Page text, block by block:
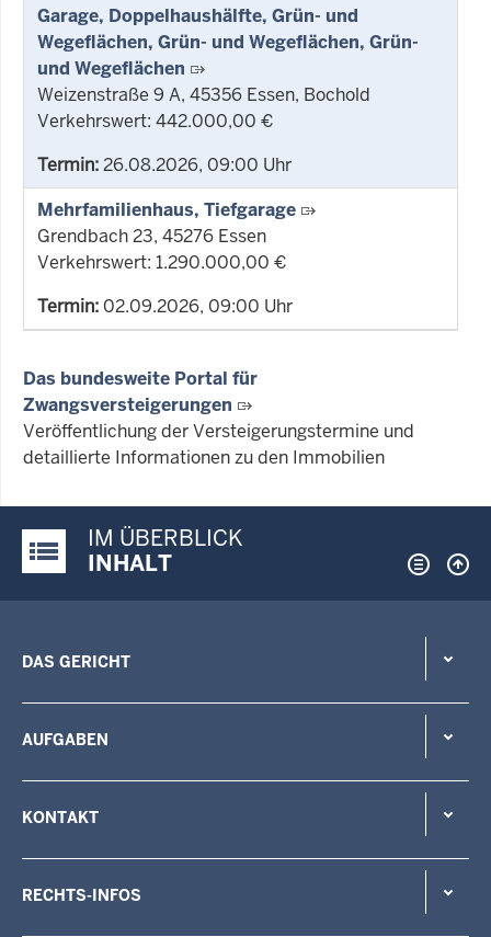
Garage, Doppelhaushälfte, Grün- und
Wegeflächen, Grün- und Wegeflächen, Grün-
und Wegeflächen
Weizenstraße 9 A, 45356 Essen, Bochold
Verkehrswert: 442.000,00 €
Termin:26.08.2026, 09:00 Uhr
Mehrfamilienhaus, Tiefgarage
Grendbach 23, 45276 Essen
Verkehrswert: 1.290.000,00 €
Termin:02.09.2026, 09:00 Uhr
Das bundesweite Portal für
Zwangsversteigerungen
Veröffentlichung der Versteigerungstermine und
detaillierte Informationen zu den Immobilien
Justiz-Portal im Überblick:
IM ÜBERBLICK
INHALT
DAS GERICHT
AUFGABEN
KONTAKT
RECHTS-INFOS